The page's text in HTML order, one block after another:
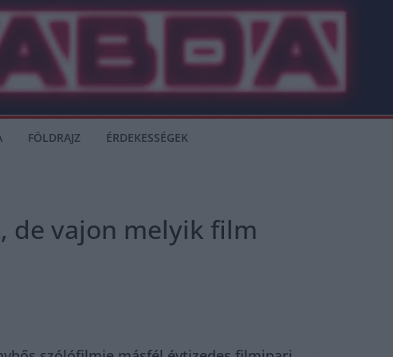
FÖLDRAJZ ÉRDEKESSÉGEK
de vajon melyik film